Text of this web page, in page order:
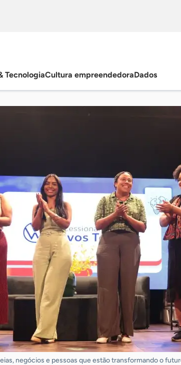
TecnologiaCultura empreendedoraDados
negócios e pessoas que estão transformando o